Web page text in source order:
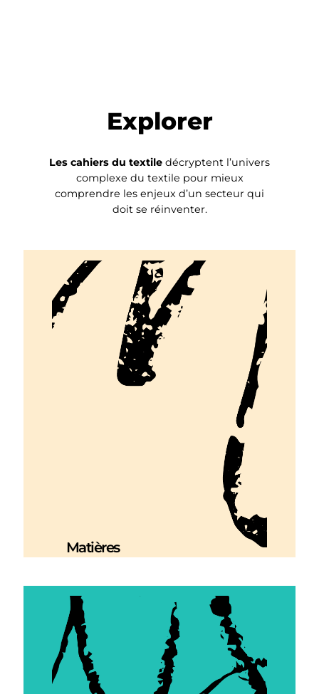
Explorer
Les cahiers du textile décryptent l’univers
complexe du textile pour mieux
comprendre les enjeux d’un secteur qui
doit se réinventer.
Matières